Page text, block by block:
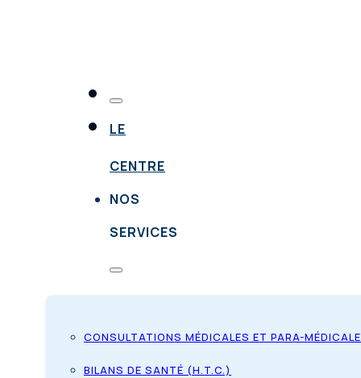
LE
CENTRE
NOS
SERVICES
CONSULTATIONS MÉDICALES ET PARA-
BILANS DE SANTÉ (H.T.C.)